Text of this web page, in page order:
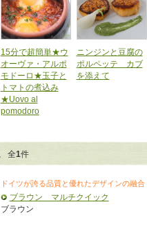
15分で超簡単★ウ
オーヴァ・アルポ
モドーロ★玉子と
トマトの煮込み
★Uovo al
pomodoro
ニンジンと豆腐の
ポルペッテ カブ
を添えて
全1件
ドイツが誇る品質と優れたデザインの融合
ブラウン マルチクイック
ブラウン